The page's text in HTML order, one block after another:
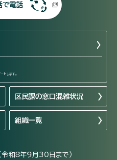
で電話
します。
区民課の窓口混雑状況
組織一覧
令和8年9月30日まで）